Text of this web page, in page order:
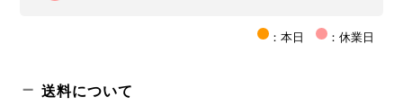
：本日 ：休業日
送料について